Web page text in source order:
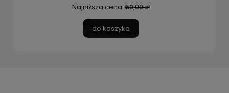
Najniższa cena:50,00 zł
do koszyka